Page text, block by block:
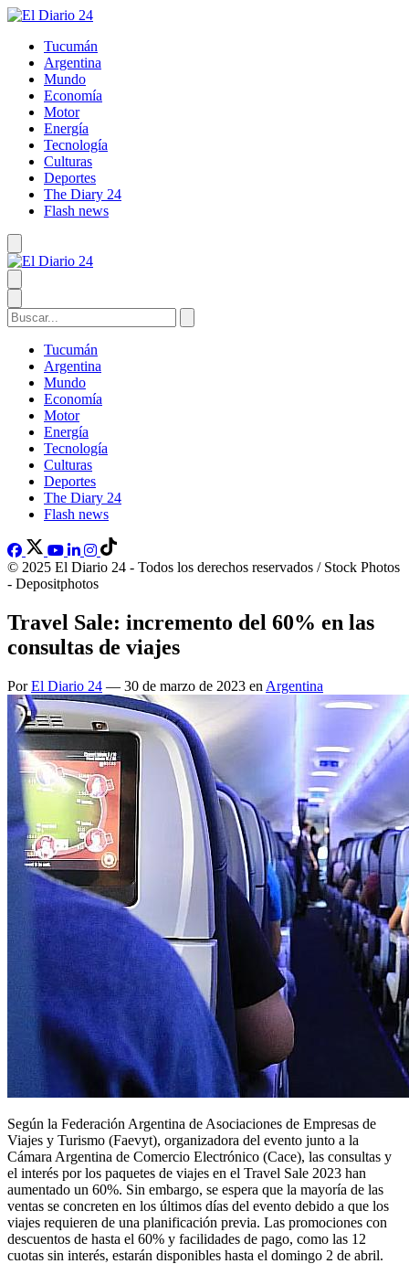
Tucumán
Argentina
Mundo
Economía
Motor
Energía
Tecnología
Culturas
Deportes
The Diary 24
Flash news
Tucumán
Argentina
Mundo
Economía
Motor
Energía
Tecnología
Culturas
Deportes
The Diary 24
Flash news
© 2025 El Diario 24 - Todos los derechos reservados / Stock Photos
- Depositphotos
Travel Sale: incremento del 60% en las
consultas de viajes
PorEl Diario 24 — 30 de marzo de 2023 en Argentina
Según la Federación Argentina de Asociaciones de Empresas de
Viajes y Turismo (Faevyt), organizadora del evento junto a la
Cámara Argentina de Comercio Electrónico (Cace), las consultas y
el interés por los paquetes de viajes en el Travel Sale 2023 han
aumentado un 60%. Sin embargo, se espera que la mayoría de las
ventas se concreten en los últimos días del evento debido a que los
viajes requieren de una planificación previa. Las promociones con
descuentos de hasta el 60% y facilidades de pago, como las 12
cuotas sin interés, estarán disponibles hasta el domingo 2 de abril.